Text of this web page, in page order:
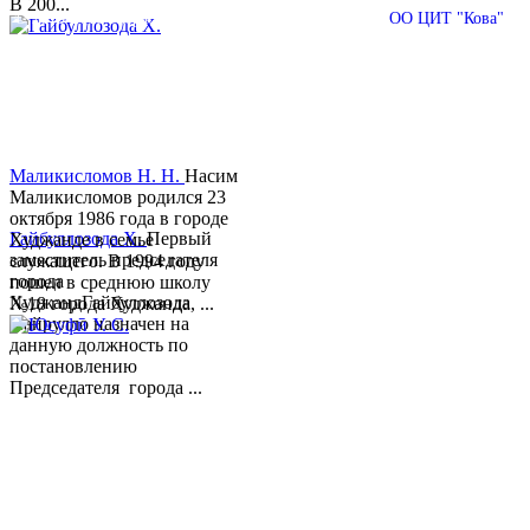
Гайбуллозода Х.Первый
заместитель председателя
города
ХуджандГайбуллозода
Хайрулло назначен на
данную должность по
постановлению
Председателя города ...
Маликисломов Н. Н. Насим
Маликисломов родился 23
октября 1986 года в городе
Худжанде в семье
служащего. В 1994 году
пошел в среднюю школу
№18 города Худжанда, ...
© 2013-2018 Разработчик и техническая поддержка ОО ЦИТ "Кова"